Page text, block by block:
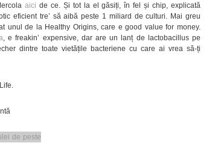
aici de ce. Și tot la el găsiți, în fel și chip, explicată
eficient tre’ să aibă peste 1 miliard de culturi. Mai greu
unul de la Healthy Origins, care e good value for money.
, e freakin’ expensive, dar are un lanț de lactobacillus pe
dintre toate vietățile bacteriene cu care ai vrea să-ți